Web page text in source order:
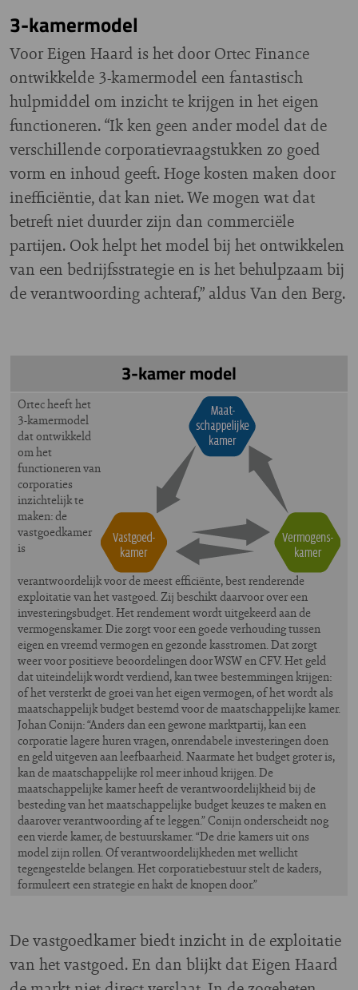
3-kamermodel
Voor Eigen Haard is het door Ortec Finance
ontwikkelde 3-kamermodel een fantastisch
hulpmiddel om inzicht te krijgen in het eigen
functioneren. “Ik ken geen ander model dat de
verschillende corporatievraagstukken zo goed
vorm en inhoud geeft. Hoge kosten maken door
inefficiëntie, dat kan niet. We mogen wat dat
betreft niet duurder zijn dan commerciële
partijen. Ook helpt het model bij het ontwikkelen
van een bedrijfsstrategie en is het behulpzaam bij
de verantwoording achteraf,” aldus Van den Berg.
3-kamer model
Ortec heeft het
3-kamermodel
dat ontwikkeld
om het
functioneren van
corporaties
inzichtelijk te
maken: de
vastgoedkamer
is
verantwoordelijk voor de meest efficiënte, best renderende
exploitatie van het vastgoed. Zij beschikt daarvoor over een
investeringsbudget. Het rendement wordt uitgekeerd aan de
vermogenskamer. Die zorgt voor een goede verhouding tussen
eigen en vreemd vermogen en gezonde kasstromen. Dat zorgt
weer voor positieve beoordelingen door WSW en CFV. Het geld
dat uiteindelijk wordt verdiend, kan twee bestemmingen krijgen:
of het versterkt de groei van het eigen vermogen, of het wordt als
maatschappelijk budget bestemd voor de maatschappelijke kamer.
Johan Conijn: “Anders dan een gewone marktpartij, kan een
corporatie lagere huren vragen, onrendabele investeringen doen
en geld uitgeven aan leefbaarheid. Naarmate het budget groter is,
kan de maatschappelijke rol meer inhoud krijgen. De
maatschappelijke kamer heeft de verantwoordelijkheid bij de
besteding van het maatschappelijke budget keuzes te maken en
daarover verantwoording af te leggen.” Conijn onderscheidt nog
een vierde kamer, de bestuurskamer. “De drie kamers uit ons
model zijn rollen. Of verantwoordelijkheden met wellicht
tegengestelde belangen. Het corporatiebestuur stelt de kaders,
formuleert een strategie en hakt de knopen door.”
De vastgoedkamer biedt inzicht in de exploitatie
van het vastgoed. En dan blijkt dat Eigen Haard